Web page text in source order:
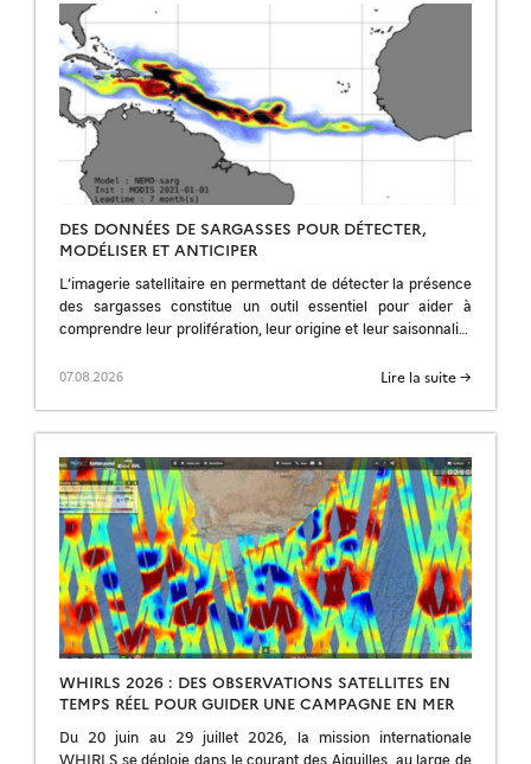
DES DONNÉES DE SARGASSES POUR DÉTECTER,
MODÉLISER ET ANTICIPER
L’imagerie satellitaire en permettant de détecter la présence
des sargasses constitue un outil essentiel pour aider à
comprendre leur prolifération, leur origine et leur saisonnalité
07.08.2026 Lire la suite →
WHIRLS 2026 : DES OBSERVATIONS SATELLITES EN
TEMPS RÉEL POUR GUIDER UNE CAMPAGNE EN MER
Du 20 juin au 29 juillet 2026, la mission internationale
WHIRLS se déploie dans le courant des Aiguilles, au large de